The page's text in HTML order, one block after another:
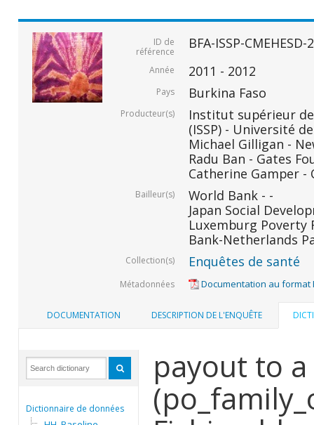
ID de
référence
BFA-ISSP-
Année 2011 - 2012
Pays Burkina Faso
Producteur(s)
Institut supérieur
(ISSP) - Université
Michael Gilligan -
Radu Ban - Gates
Catherine Gamper
Bailleur(s)
World Bank - -
Japan Social
Luxemburg Poverty
Bank-Netherlands
Collection(s) Enquêtes de santé
Métadonnées Documentation au format
DOCUMENTATION DESCRIPTION DE L'ENQUÊTE
Dictionnaire de données
payout to